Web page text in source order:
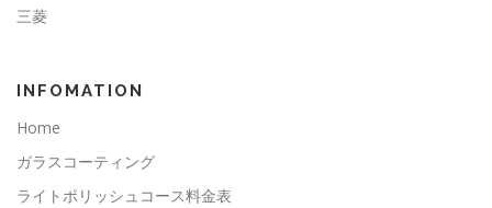
三菱
INFOMATION
Home
ガラスコーティング
ライトポリッシュコース料金表